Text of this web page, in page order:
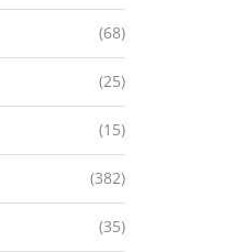
(68)
(25)
(15)
(382)
(35)